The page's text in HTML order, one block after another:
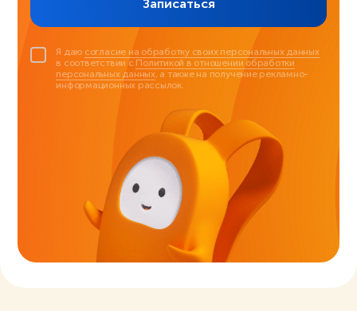
Записаться
Я даю согласие на обработку своих персональных данных
в соответствии с Политикой в отношении обработки
персональных данных, а также на получение рекламно-
информационных рассылок.